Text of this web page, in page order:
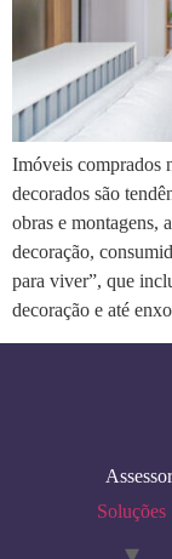
Imóveis comprados
decorados são
obras e montagens,
decoração,
para viver”, que
decoração e até
Soluções